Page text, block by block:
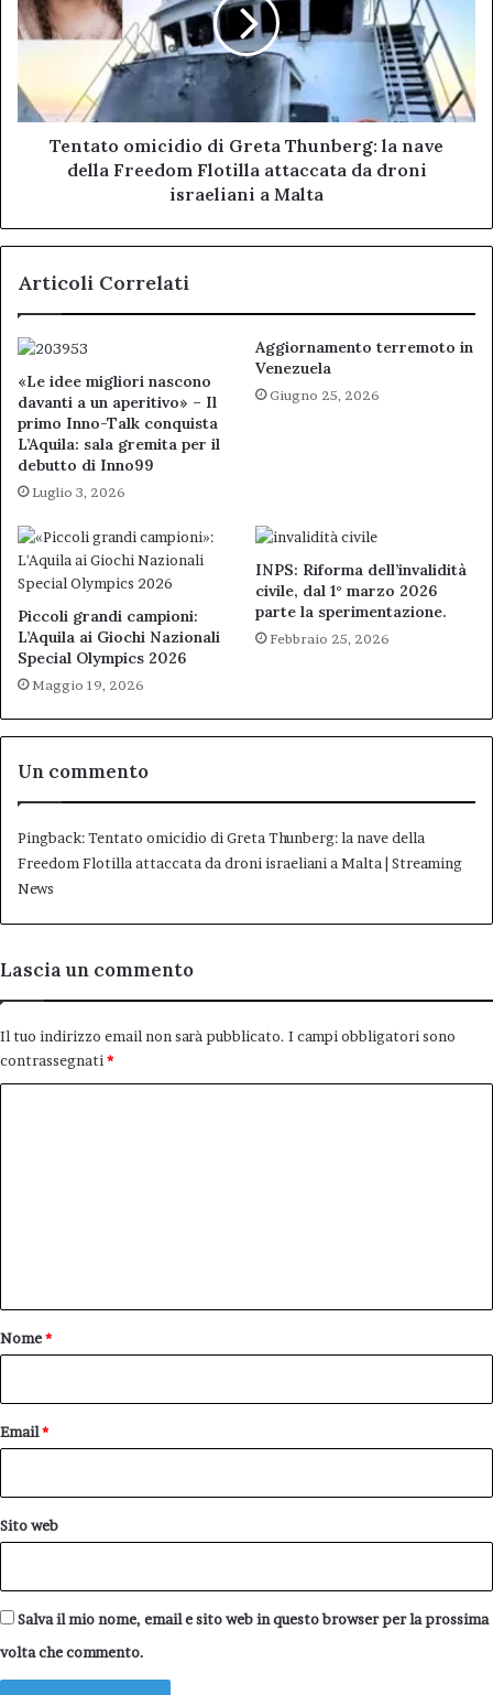
Greta
Thunberg:
della
Freedom
Flotilla
attaccata
israeliani
Malta
Tentato omicidio di Greta Thunberg: la nave
della Freedom Flotilla attaccata da droni
israeliani a Malta
Articoli Correlati
«Le idee migliori nascono
davanti a un aperitivo» – Il
primo Inno-Talk conquista
L’Aquila: sala gremita per il
debutto di Inno99
Luglio 3, 2026
Aggiornamento terremoto in
Venezuela
Giugno 25, 2026
Piccoli grandi campioni:
L’Aquila ai Giochi Nazionali
Special Olympics 2026
Maggio 19, 2026
INPS: Riforma dell’invalidità
civile, dal 1° marzo 2026
parte la sperimentazione.
Febbraio 25, 2026
Un commento
Pingback:Tentato omicidio di Greta Thunberg: la nave della
Freedom Flotilla attaccata da droni israeliani a Malta | Streaming
News
Lascia un commento
Il tuo indirizzo email non sarà pubblicato. I campi obbligatori sono
contrassegnati*
o
Nome*
Email*
Sito web
Salva il mio nome, email e sito web in questo browser per la prossima
volta che commento.